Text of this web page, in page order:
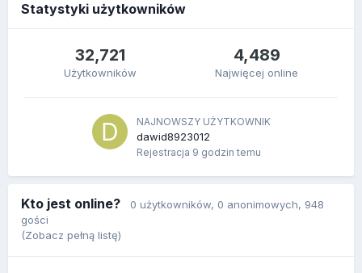
Statystyki użytkowników
32,721
Użytkowników
4,489
Najwięcej online
NAJNOWSZY UŻYTKOWNIK
dawid8923012
Rejestracja 9 godzin temu
Kto jest online? 0 użytkowników, 0 anonimowych, 948
gości
(Zobacz pełną listę)